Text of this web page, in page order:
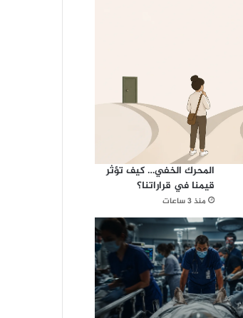
المحرك الخفي… كيف تؤثر
قيمنا في قراراتنا؟
منذ 3 ساعات